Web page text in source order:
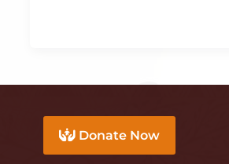
Donate Now